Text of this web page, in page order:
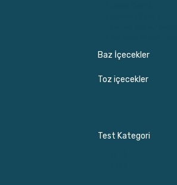
Baz İçecekler
Toz içecekler
Test Kategori